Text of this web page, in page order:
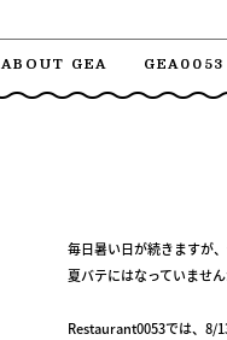
ABOUT GEA GEA0053
毎日暑い日が続きますが
夏バテにはなっていませ
Restaurant0053では、8/